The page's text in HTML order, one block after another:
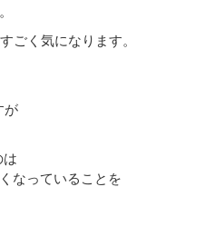
ごく気になります。
が
なっていることを